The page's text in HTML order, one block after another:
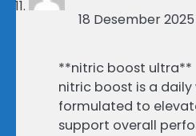
18 Desember
**nitric boost ultra**
nitric boost is a daily
formulated to
support overall